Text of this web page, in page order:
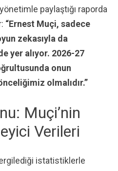
paylaştığı raporda
“Ernest Muçi, sadece
zekasıyla da
yer alıyor. 2026-27
onun
olmalıdır.”
Muçi’nin
Verileri
istatistiklerle